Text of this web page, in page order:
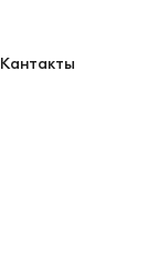
Кантакты